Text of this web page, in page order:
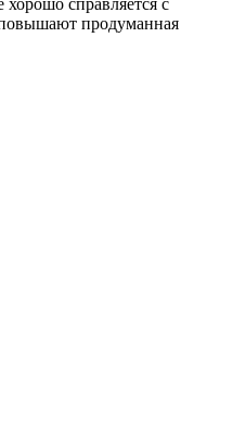
справляется с
продуманная